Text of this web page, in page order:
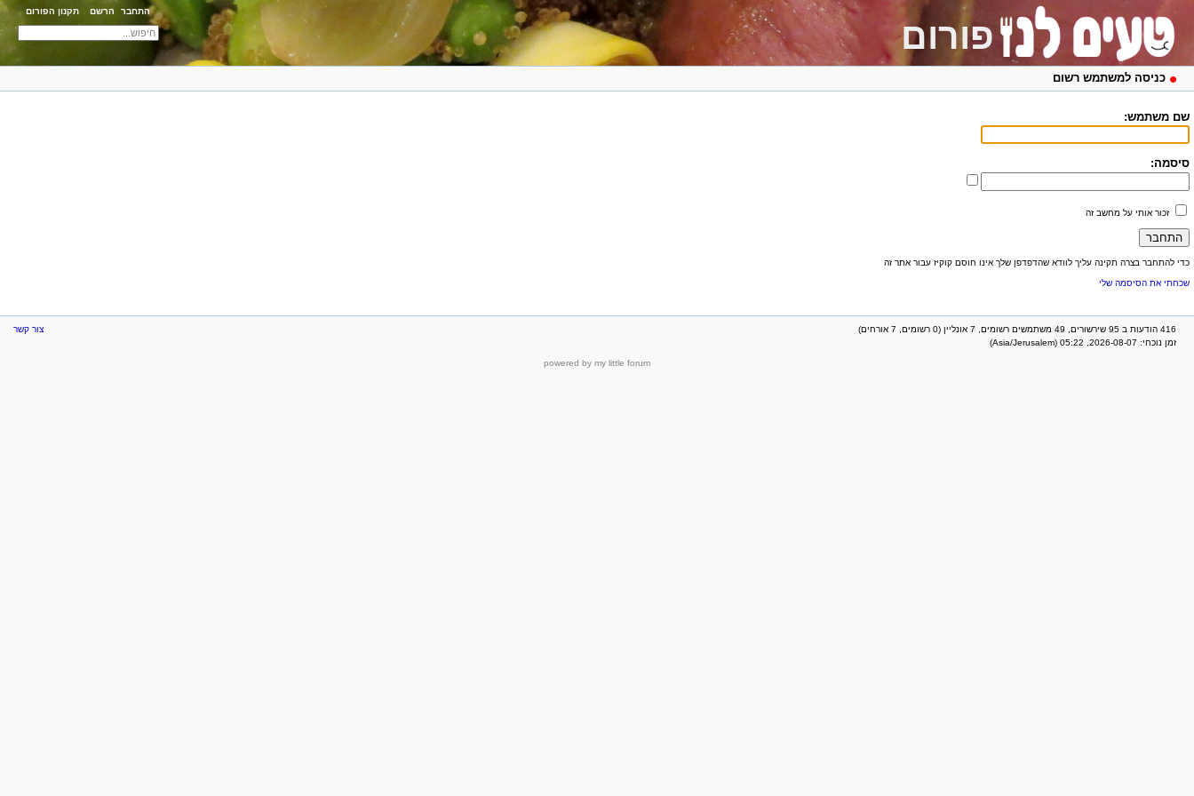
פורום
התחבר הרשם תקנון הפורום
כניסה למשתמש רשום
שם משתמש:
סיסמה:
זכור אותי על מחשב זה
כדי להתחבר בצרה תקינה עליך לוודא שהדפדפן שלך אינו חוסם קוקיז עבור אתר זה
שכחתי את הסיסמה שלי
416 הודעות ב 95 שירשורים, 49 משתמשים רשומים, 7 אונליין (0 רשומים, 7 אורחים)
זמן נוכחי: 2026-08-07, 05:22 (Asia/Jerusalem)
צור קשר
powered by my little forum